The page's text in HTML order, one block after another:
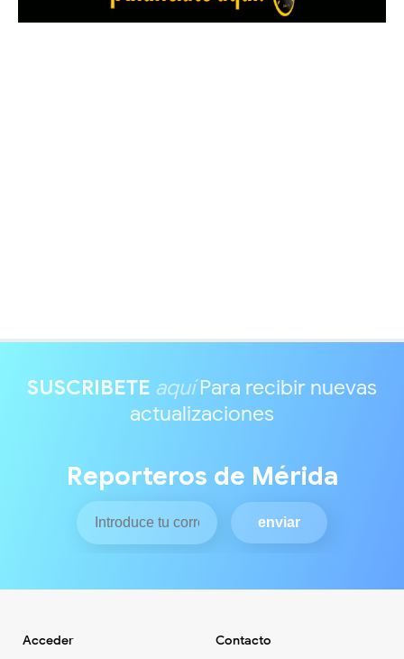
SUSCRIBETE aquíPara recibir nuevas
actualizaciones
Reporteros de Mérida
Acceder Contacto